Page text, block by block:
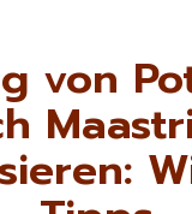
von